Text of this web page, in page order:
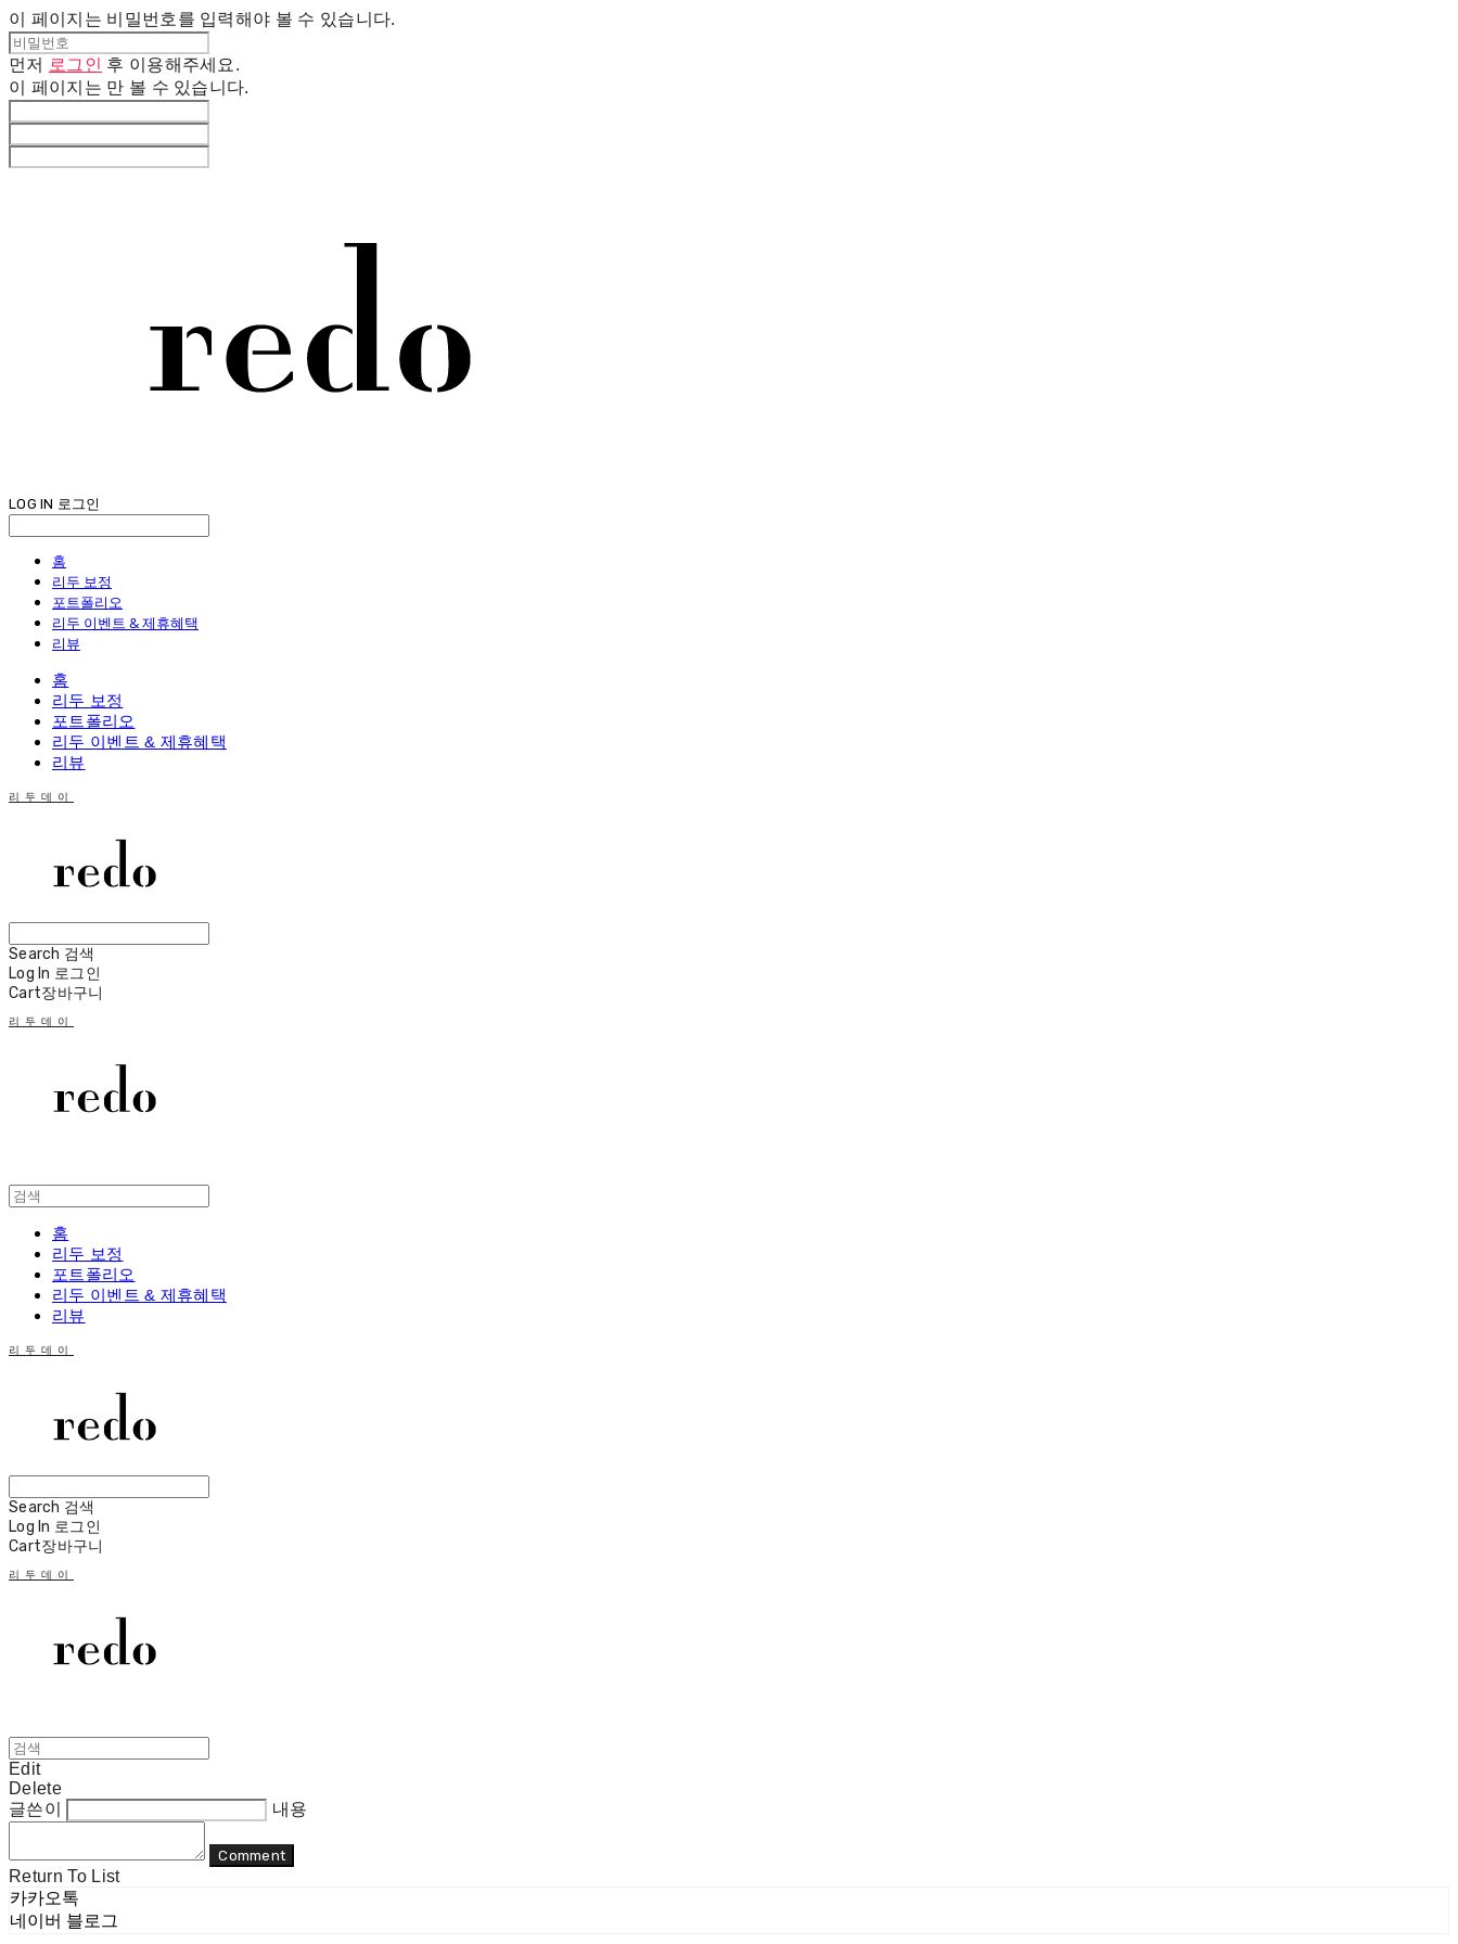
이 페이지는 비밀번호를 입력해야 볼 수 있습니다.
먼저 로그인 후 이용해주세요.
이 페이지는 만 볼 수 있습니다.
LOG IN 로그인
홈
리두 보정
포트폴리오
리두 이벤트 & 제휴혜택
리뷰
홈
리두 보정
포트폴리오
리두 이벤트 & 제휴혜택
리뷰
리두데이
Search 검색
Log In 로그인
Cart장바구니
리두데이
홈
리두 보정
포트폴리오
리두 이벤트 & 제휴혜택
리뷰
리두데이
Search 검색
Log In 로그인
Cart장바구니
리두데이
Edit
Delete
글쓴이
내용
Comment
Return To List
카카오톡
네이버 블로그